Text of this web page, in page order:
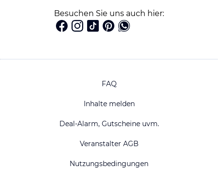
Besuchen Sie uns auch hier:
FAQ
Inhalte melden
Deal-Alarm, Gutscheine uvm.
Veranstalter AGB
Nutzungsbedingungen